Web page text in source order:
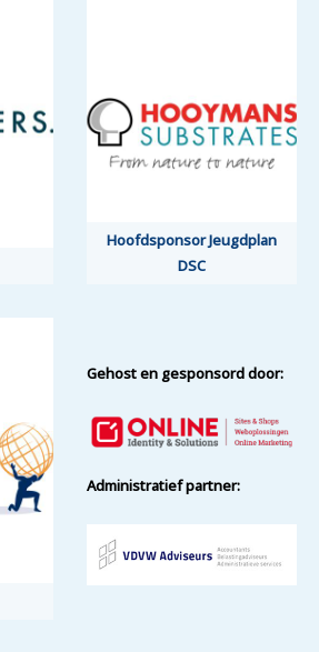
Hoofdsponsor Jeugdplan
DSC
Hoofdsponsor Jeugdplan
DSC
Gehost en gesponsord door:
Administratief partner: